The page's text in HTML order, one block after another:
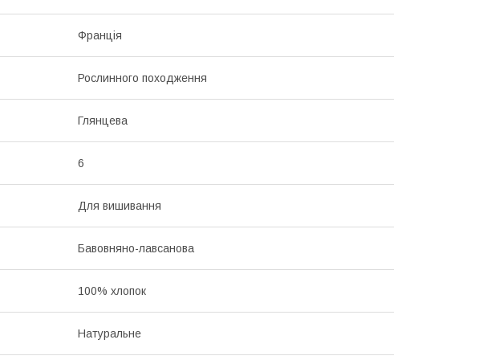
Франція
Рослинного походження
Глянцева
6
Для вишивання
Бавовняно-лавсанова
100% хлопок
Натуральне